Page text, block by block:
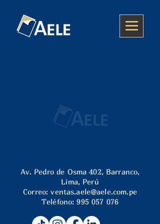
Av. Pedro de Osma 402, Barranco,
Lima, Perú
Correo:ventas.aele@aele.com.pe
Teléfono:995 057 076